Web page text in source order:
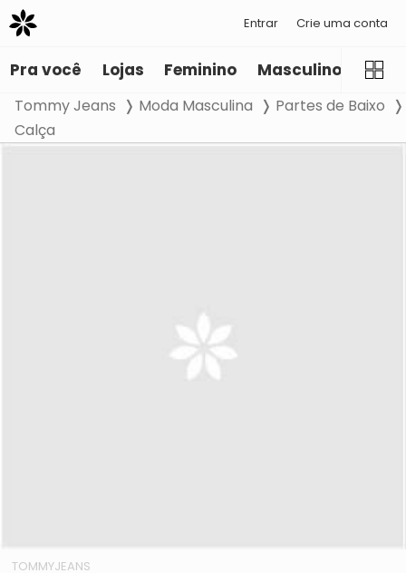
Entrar Crie uma conta
Pra você Lojas Feminino Masculino
Tommy Jeans Moda Masculina
Partes de Baixo
Calça
TOMMYJEANS